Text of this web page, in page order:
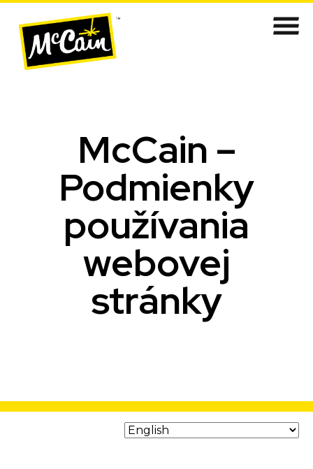
McCain –
Podmienky
používania
webovej
stránky​​